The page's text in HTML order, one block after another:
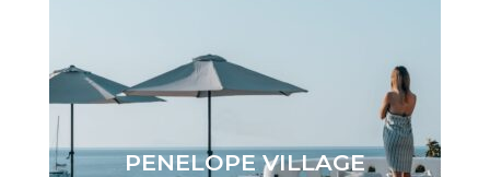
PENELOPE VILLAGE
Visita il PENELOPE VILLAGE